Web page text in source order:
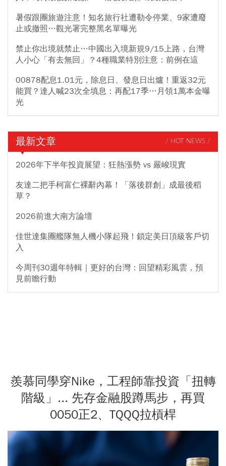
暑假跟團旅遊注意！知名旅行社遭勒令停業、9家遭廢
止或撤照…觀光署完整黑名單曝光
禁止你出境就禁止…中國出入境新規9/15上路，台灣
人小心「有去無回」？4種職業特別注意：前例在這
00878配息1.01元，除息日、發息日出爐！重返32元
能買？達人喊23次全填息：再配17季…月領1萬本金曝
光
最新文章 / HOT NEWS /
2026年下半年投資展望：狂熱漲勢 vs 嚴峻現實
友達二把手柯富仁裸辭內幕！「落後群創」成最後稻
草？
2026前進大南方論壇
佳世達集團艦隊無人機小隊起飛！鎖定美日頂級客戶切
入
今周刊30週年特輯｜更好的台灣：回望精彩風雲，預
見前瞻行動
羨慕同學穿Nike，工程師靠投資「扭轉
階級」... 先存金融股蹲馬步，再買
0050正2、TQQQ拉槓桿